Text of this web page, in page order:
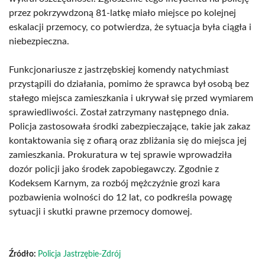
przez pokrzywdzoną 81-latkę miało miejsce po kolejnej
eskalacji przemocy, co potwierdza, że sytuacja była ciągła i
niebezpieczna.
Funkcjonariusze z jastrzębskiej komendy natychmiast
przystąpili do działania, pomimo że sprawca był osobą bez
stałego miejsca zamieszkania i ukrywał się przed wymiarem
sprawiedliwości. Został zatrzymany następnego dnia.
Policja zastosowała środki zabezpieczające, takie jak zakaz
kontaktowania się z ofiarą oraz zbliżania się do miejsca jej
zamieszkania. Prokuratura w tej sprawie wprowadziła
dozór policji jako środek zapobiegawczy. Zgodnie z
Kodeksem Karnym, za rozbój mężczyźnie grozi kara
pozbawienia wolności do 12 lat, co podkreśla powagę
sytuacji i skutki prawne przemocy domowej.
Źródło: Policja Jastrzębie-Zdrój